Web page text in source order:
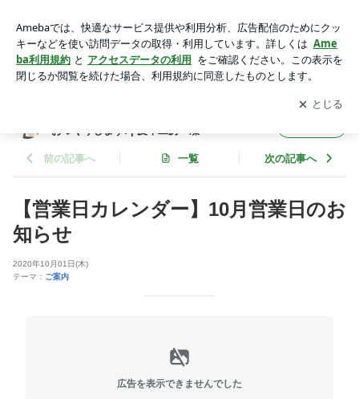
革製品 あなたの特別な1点をおつくりします! | 皮革工房
凜
アプリをダウンロードして ブログの更新通知
を受け取りまし
ょう。
開く
おつくりします! | 皮革工房 凜
前の記事へ 一覧 次の記事へ
【営業日カレンダー】10月営業日のお
知らせ
2020年10月01日(木)
テーマ： ご案内
広告を表示できませんでした